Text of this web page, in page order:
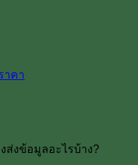
าคา
ส่งข้อมูลอะไรบ้าง?